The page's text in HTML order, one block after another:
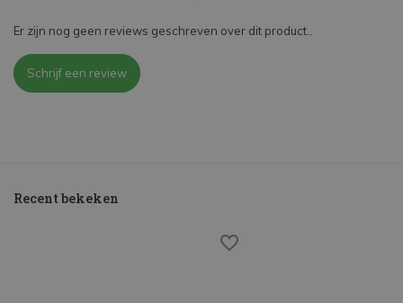
Er zijn nog geen reviews geschreven over dit product..
Schrijf een review
Recent bekeken